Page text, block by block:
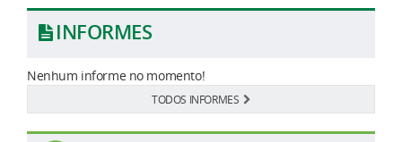
INFORMES
Nenhum informe no momento!
TODOS INFORMES